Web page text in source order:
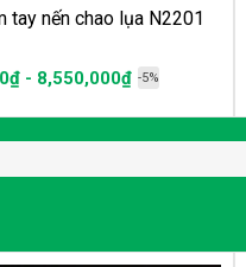
tay nến chao lụa N2201
- 8,550,000₫ -5%